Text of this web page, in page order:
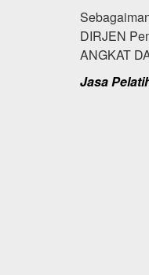
DIRJEN
ANGKAT
Jasa